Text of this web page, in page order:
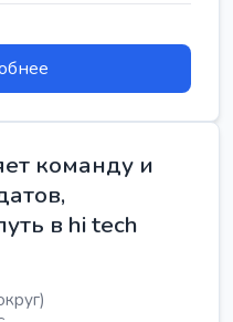
команду и
в hi tech